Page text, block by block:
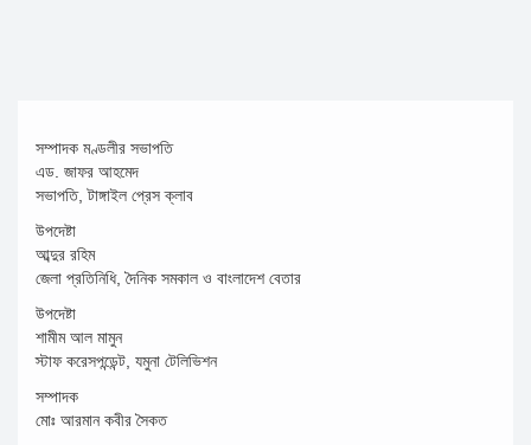
সম্পাদক মণ্ডলীর সভাপতি
এড. জাফর আহমেদ
সভাপতি, টাঙ্গাইল প্রেস ক্লাব
উপদেষ্টা
আব্দুর রহিম
জেলা প্রতিনিধি, দৈনিক সমকাল ও বাংলাদেশ বেতার
উপদেষ্টা
শামীম আল মামুন
স্টাফ করেসপন্ডেন্ট, যমুনা টেলিভিশন
সম্পাদক
মোঃ আরমান কবীর সৈকত